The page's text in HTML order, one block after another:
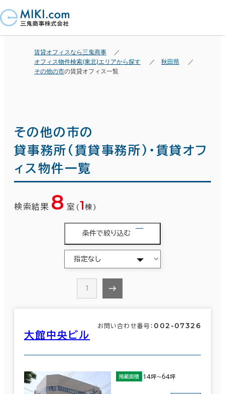
賃貸オフィスなら三鬼商事
オフィス物件検索(東北)エリアから探す
秋田県
その他の市の賃貸オフィス一覧
その他の市の
貸事務所(賃貸事務所)・賃貸オフ
ィス物件一覧
検索結果 8 室 ( 1棟)
条件で絞り込む
1
大館中央ビル
お問い合わせ番号： 002-07326
掲載面積 14坪～64坪